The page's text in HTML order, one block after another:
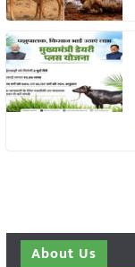
About Us